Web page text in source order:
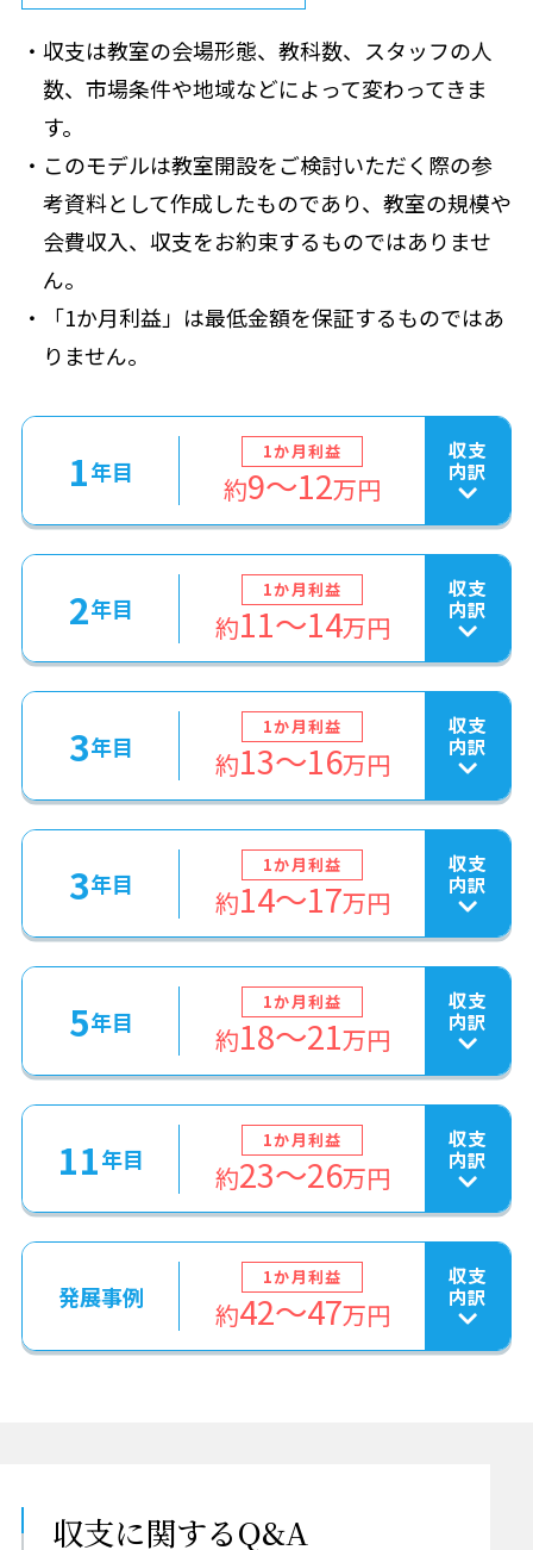
収支は教室の会場形態、教科数、スタッフの人
数、市場条件や地域などによって変わってきま
す。
このモデルは教室開設をご検討いただく際の参
考資料として作成したものであり、教室の規模や
会費収入、収支をお約束するものではありませ
ん。
「1か月利益」は最低金額を保証するものではあ
りません。
1年目
1か月利益
約9～12万円
収支
内訳
2年目
1か月利益
約11～14万円
収支
内訳
3年目
1か月利益
約13～16万円
収支
内訳
3年目
1か月利益
約14～17万円
収支
内訳
5年目
1か月利益
約18～21万円
収支
内訳
11年目
1か月利益
約23〜26万円
収支
内訳
発展事例
1か月利益
約42〜47万円
収支
内訳
収支に関するQ&A